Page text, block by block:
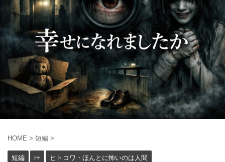
HOME > 短編 >
短編 r+ ヒトコワ・ほんとに怖いのは人間